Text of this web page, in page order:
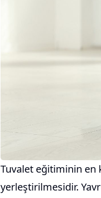
Tuvalet eğitiminin en
yerleştirilmesidir.